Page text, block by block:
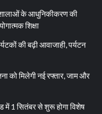
के आधुनिकीकरण की
शिक्षा
की बढ़ी आवाजाही, पर्यटन
को मिलेगी नई रफ्तार, जाम और
में 1 सितंबर से शुरू होगा विशेष